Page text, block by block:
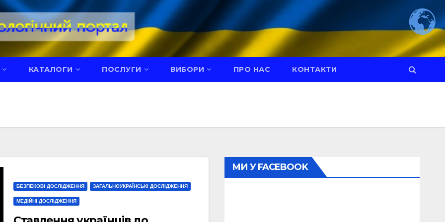
КАТАЛОГИ ПОСЛУГИ ВИБОРИ ПРО НАС КОНТАКТИ
БЕЗПЕКОВІ ДОСЛІДЖЕННЯ ЗАГАЛЬНОУКРАЇНСЬКІ ДОСЛІДЖЕННЯ
МЕДІЙНІ ДОСЛІДЖЕННЯ
МИ У FACEBOOK